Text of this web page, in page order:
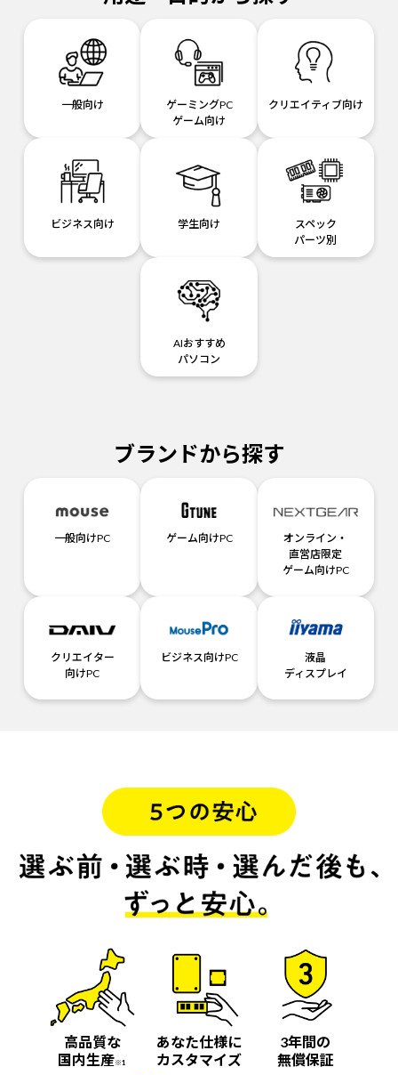
一般向け
ゲーミングPC
ゲーム向け
クリエイティブ向け
ビジネス向け 学生向け
スペック
パーツ別
AIおすすめ
パソコン
ブランドから探す
一般向けPC ゲーム向けPC
オンライン・
直営店限定
ゲーム向けPC
クリエイター
向けPC
ビジネス向けPC
液晶
ディスプレイ
高品質な
国内生産※1
あなた仕様に
カスタマイズ
3年間の
無償保証